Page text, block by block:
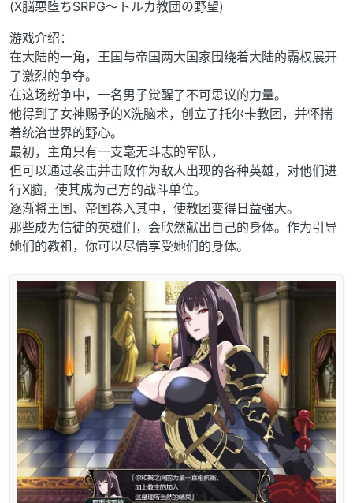
(X脳悪堕ちSRPG～トルカ教団の野望)
游戏介绍：
在大陆的一角，王国与帝国两大国家围绕着大陆的霸权展开
了激烈的争夺。
在这场纷争中，一名男子觉醒了不可思议的力量。
他得到了女神赐予的X洗脑术，创立了托尔卡教团，并怀揣
着统治世界的野心。
最初，主角只有一支毫无斗志的军队，
但可以通过袭击并击败作为敌人出现的各种英雄，对他们进
行X脑，使其成为己方的战斗单位。
逐渐将王国、帝国卷入其中，使教团变得日益强大。
那些成为信徒的英雄们，会欣然献出自己的身体。作为引导
她们的教祖，你可以尽情享受她们的身体。